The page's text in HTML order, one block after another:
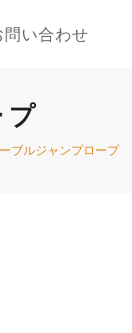
問い合わせ
ブルジャンプロープ